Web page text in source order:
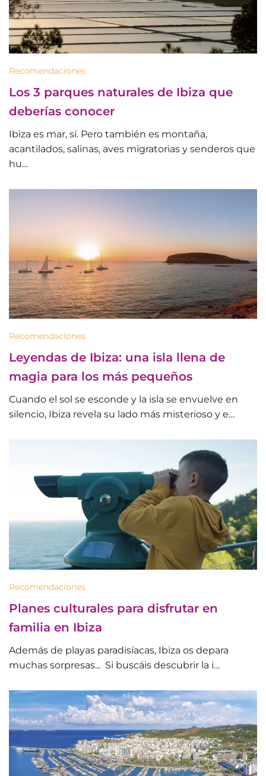
Recomendaciones
Los 3 parques naturales de Ibiza que
deberías conocer
Ibiza es mar, sí. Pero también es montaña,
acantilados, salinas, aves migratorias y senderos que
hu…
Recomendaciones
Leyendas de Ibiza: una isla llena de
magia para los más pequeños
Cuando el sol se esconde y la isla se envuelve en
silencio, Ibiza revela su lado más misterioso y e…
Recomendaciones
Planes culturales para disfrutar en
familia en Ibiza
Además de playas paradisíacas, Ibiza os depara
muchas sorpresas... Si buscáis descubrir la i…